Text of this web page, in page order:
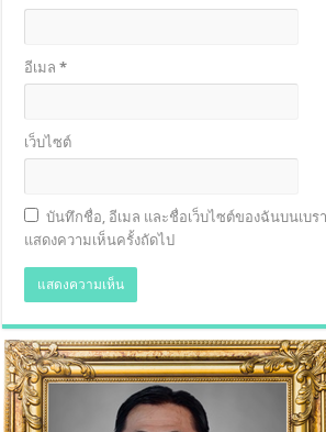
อีเมล*
เว็บไซต์
บันทึกชื่อ, อีเมล และชื่อเว็บไซต์ของฉันบนเบร
แสดงความเห็นครั้งถัดไป